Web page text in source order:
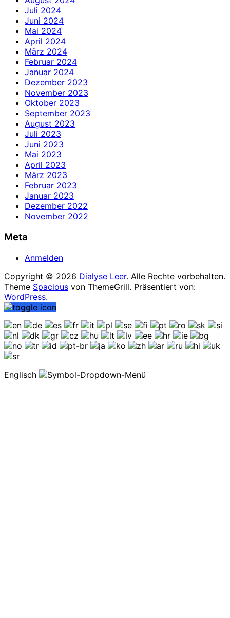
Juli 2024
Juni 2024
Mai 2024
April 2024
März 2024
Februar 2024
Januar 2024
Dezember 2023
November 2023
Oktober 2023
September 2023
August 2023
Juli 2023
Juni 2023
Mai 2023
April 2023
März 2023
Februar 2023
Januar 2023
Dezember 2022
November 2022
Meta
Anmelden
Copyright © 2026 Dialyse Leer. Alle Rechte vorbehalten.
Theme Spacious von ThemeGrill. Präsentiert von:
WordPress.
Englisch